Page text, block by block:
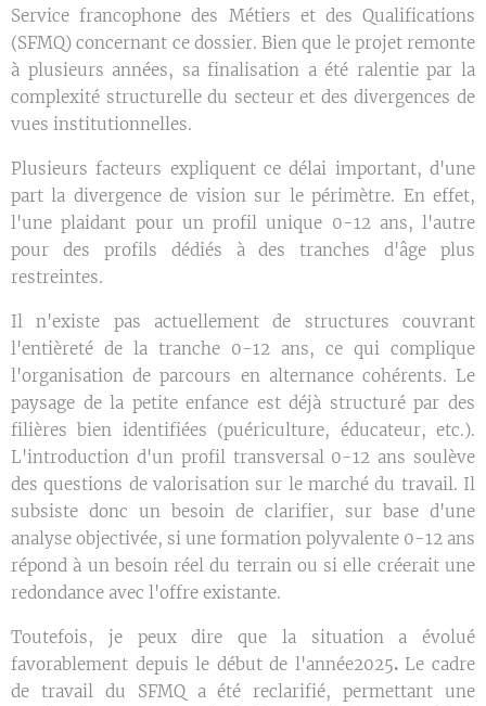
Service francophone des Métiers et des Qualifications
(SFMQ) concernant ce dossier. Bien que le projet remonte
à plusieurs années, sa finalisation a été ralentie par la
complexité structurelle du secteur et des divergences de
vues institutionnelles.
Plusieurs facteurs expliquent ce délai important, d'une
part la divergence de vision sur le périmètre. En effet,
l'une plaidant pour un profil unique 0-12 ans, l'autre
pour des profils dédiés à des tranches d'âge plus
restreintes.
Il n'existe pas actuellement de structures couvrant
l'entièreté de la tranche 0-12 ans, ce qui complique
l'organisation de parcours en alternance cohérents. Le
paysage de la petite enfance est déjà structuré par des
filières bien identifiées (puériculture, éducateur, etc.).
L'introduction d'un profil transversal 0-12 ans soulève
des questions de valorisation sur le marché du travail. Il
subsiste donc un besoin de clarifier, sur base d'une
analyse objectivée, si une formation polyvalente 0-12 ans
répond à un besoin réel du terrain ou si elle créerait une
redondance avec l'offre existante.
Toutefois, je peux dire que la situation a évolué
favorablement depuis le début de l'année2025. Le cadre
de travail du SFMQ a été reclarifié, permettant une